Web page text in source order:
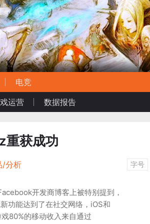
电竞
运营 数据报告
重获成功
/分析 字号
开发商博客上被特别提到，
功能达到了在社交网络，iOS和
80%的移动收入来自通过